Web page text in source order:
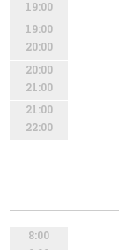
19:00
19:00
20:00
20:00
21:00
21:00
22:00
8:00